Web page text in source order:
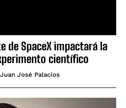
de SpaceX impactará la
científico
Juan José Palacios